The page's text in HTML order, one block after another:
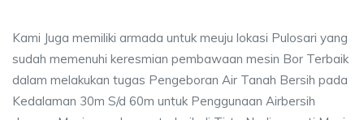
Kami Juga memiliki armada untuk meuju lokasi Pulosari yang
sudah memenuhi keresmian pembawaan mesin Bor Terbaik
dalam melakukan tugas Pengeboran Air Tanah Bersih pada
Kedalaman 30m S/d 60m untuk Penggunaan Airbersih